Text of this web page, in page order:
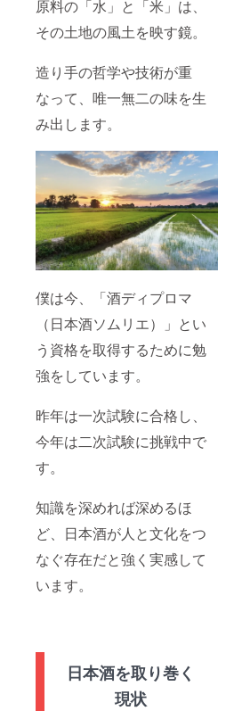
原料の「水」と「米」は、
その土地の風土を映す鏡。
造り手の哲学や技術が重
なって、唯一無二の味を生
み出します。
僕は今、「酒ディプロマ
（日本酒ソムリエ）」とい
う資格を取得するために勉
強をしています。
昨年は一次試験に合格し、
今年は二次試験に挑戦中で
す。
知識を深めれば深めるほ
ど、日本酒が人と文化をつ
なぐ存在だと強く実感して
います。
日本酒を取り巻く
現状